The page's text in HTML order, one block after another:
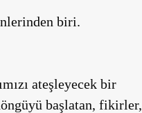
biri.
ateşleyecek bir
başlatan, fikirler,